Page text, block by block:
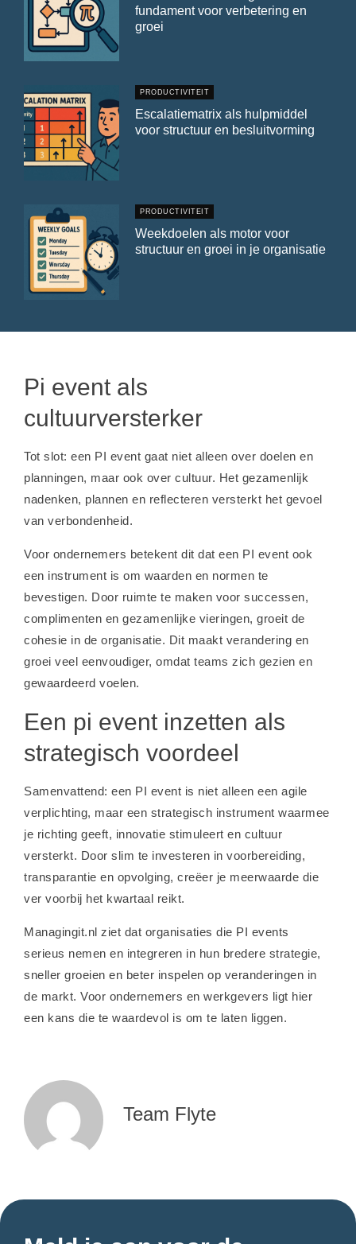
fundament voor verbetering en
groei
PRODUCTIVITEIT
Escalatiematrix als hulpmiddel
voor structuur en besluitvorming
PRODUCTIVITEIT
Weekdoelen als motor voor
structuur en groei in je organisatie
Pi event als
cultuurversterker
Tot slot: een PI event gaat niet alleen over doelen en
planningen, maar ook over cultuur. Het gezamenlijk
nadenken, plannen en reflecteren versterkt het gevoel
van verbondenheid.
Voor ondernemers betekent dit dat een PI event ook
een instrument is om waarden en normen te
bevestigen. Door ruimte te maken voor successen,
complimenten en gezamenlijke vieringen, groeit de
cohesie in de organisatie. Dit maakt verandering en
groei veel eenvoudiger, omdat teams zich gezien en
gewaardeerd voelen.
Een pi event inzetten als
strategisch voordeel
Samenvattend: een PI event is niet alleen een agile
verplichting, maar een strategisch instrument waarmee
je richting geeft, innovatie stimuleert en cultuur
versterkt. Door slim te investeren in voorbereiding,
transparantie en opvolging, creëer je meerwaarde die
ver voorbij het kwartaal reikt.
Managingit.nl ziet dat organisaties die PI events
serieus nemen en integreren in hun bredere strategie,
sneller groeien en beter inspelen op veranderingen in
de markt. Voor ondernemers en werkgevers ligt hier
een kans die te waardevol is om te laten liggen.
Team Flyte